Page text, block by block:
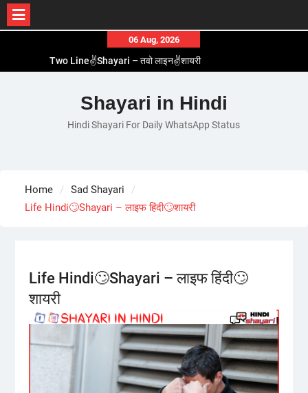
content
06 Aug, 2026
Two Line✌️Shayari – तवो लाइन✌️शायरी
Romantic Love😽Status – रोमांटिक लव😽स्टेटस
Love🥳Poetry In Hindi – लव🥳पोएट्री इन हिंदी
1 Line☝️Shayari In Hindi – १ लाइन☝️शायरी इन हिंदी
Shayari in Hindi
Hindi Shayari For Daily WhatsApp Status
Home
Sad Shayari
Life Hindi🙄Shayari – लाइफ हिंदी🙄शायरी
Life Hindi🙄Shayari – लाइफ हिंदी🙄
शायरी